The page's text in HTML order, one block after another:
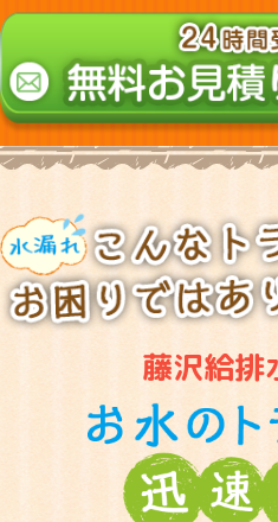
藤沢給排